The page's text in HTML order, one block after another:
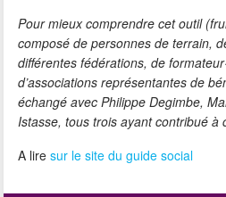
Pour mieux comprendre cet outil
composé de personnes de terrain,
différentes fédérations, de
d’associations représentantes de
échangé avec Philippe Degimbe,
Istasse, tous trois ayant contribué à
A liresur le site du guide social